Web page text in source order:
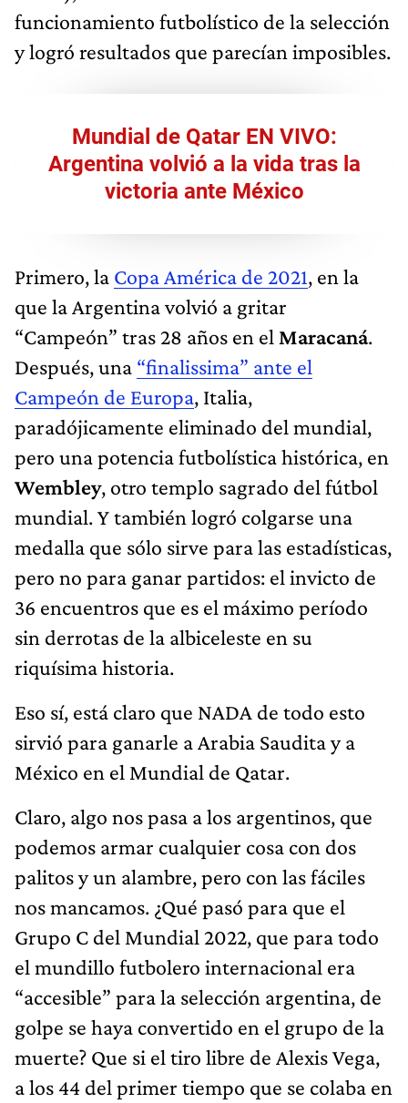
funcionamiento futbolístico de la selección
y logró resultados que parecían imposibles.
Mundial de Qatar EN VIVO:
Argentina volvió a la vida tras la
victoria ante México
Primero, la Copa América de 2021, en la
que la Argentina volvió a gritar
“Campeón” tras 28 años en el Maracaná.
Después, una “finalissima” ante el
Campeón de Europa, Italia,
paradójicamente eliminado del mundial,
pero una potencia futbolística histórica, en
Wembley, otro templo sagrado del fútbol
mundial. Y también logró colgarse una
medalla que sólo sirve para las estadísticas,
pero no para ganar partidos: el invicto de
36 encuentros que es el máximo período
sin derrotas de la albiceleste en su
riquísima historia.
Eso sí, está claro que NADA de todo esto
sirvió para ganarle a Arabia Saudita y a
México en el Mundial de Qatar.
Claro, algo nos pasa a los argentinos, que
podemos armar cualquier cosa con dos
palitos y un alambre, pero con las fáciles
nos mancamos. ¿Qué pasó para que el
Grupo C del Mundial 2022, que para todo
el mundillo futbolero internacional era
“accesible” para la selección argentina, de
golpe se haya convertido en el grupo de la
muerte? Que si el tiro libre de Alexis Vega,
a los 44 del primer tiempo que se colaba en